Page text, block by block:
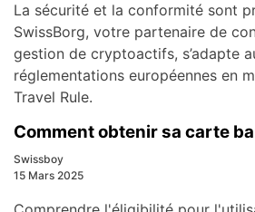
La sécurité et la conformité sont
SwissBorg, votre partenaire de
gestion de cryptoactifs, s’adapte
réglementations européennes en
Travel Rule.
Comment obtenir sa carte
Swissboy
15 Mars 2025